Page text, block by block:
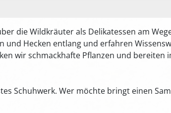
die Wildkräuter als Delikatessen am
Hecken entlang und erfahren
wir schmackhafte Pflanzen und bereiten
Schuhwerk. Wer möchte bringt einen